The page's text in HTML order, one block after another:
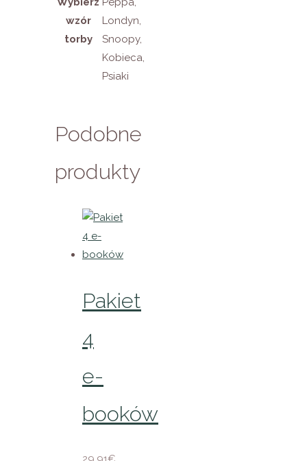
wzór
torby
Londyn,
Snoopy,
Kobieca,
Psiaki
Podobne
produkty
Pakiet
4
e-
booków